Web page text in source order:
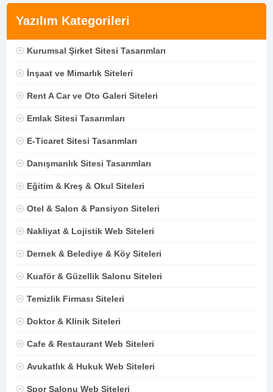
Yazılım Kategorileri
Kurumsal Şirket Sitesi Tasarımları
İnşaat ve Mimarlık Siteleri
Rent A Car ve Oto Galeri Siteleri
Emlak Sitesi Tasarımları
E-Ticaret Sitesi Tasarımları
Danışmanlık Sitesi Tasarımları
Eğitim & Kreş & Okul Siteleri
Otel & Salon & Pansiyon Siteleri
Nakliyat & Lojistik Web Siteleri
Dernek & Belediye & Köy Siteleri
Kuaför & Güzellik Salonu Siteleri
Temizlik Firması Siteleri
Doktor & Klinik Siteleri
Cafe & Restaurant Web Siteleri
Avukatlık & Hukuk Web Siteleri
Spor Salonu Web Siteleri